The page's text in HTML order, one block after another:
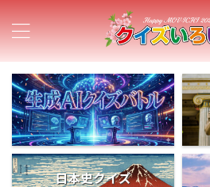
日本史クイズ